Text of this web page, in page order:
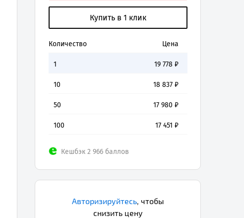
Количество Цена
1 19 778 ₽
10 18 837 ₽
50 17 980 ₽
100 17 451 ₽
Кешбэк 2 966 баллов
Авторизируйтесь, чтобы
снизить цену